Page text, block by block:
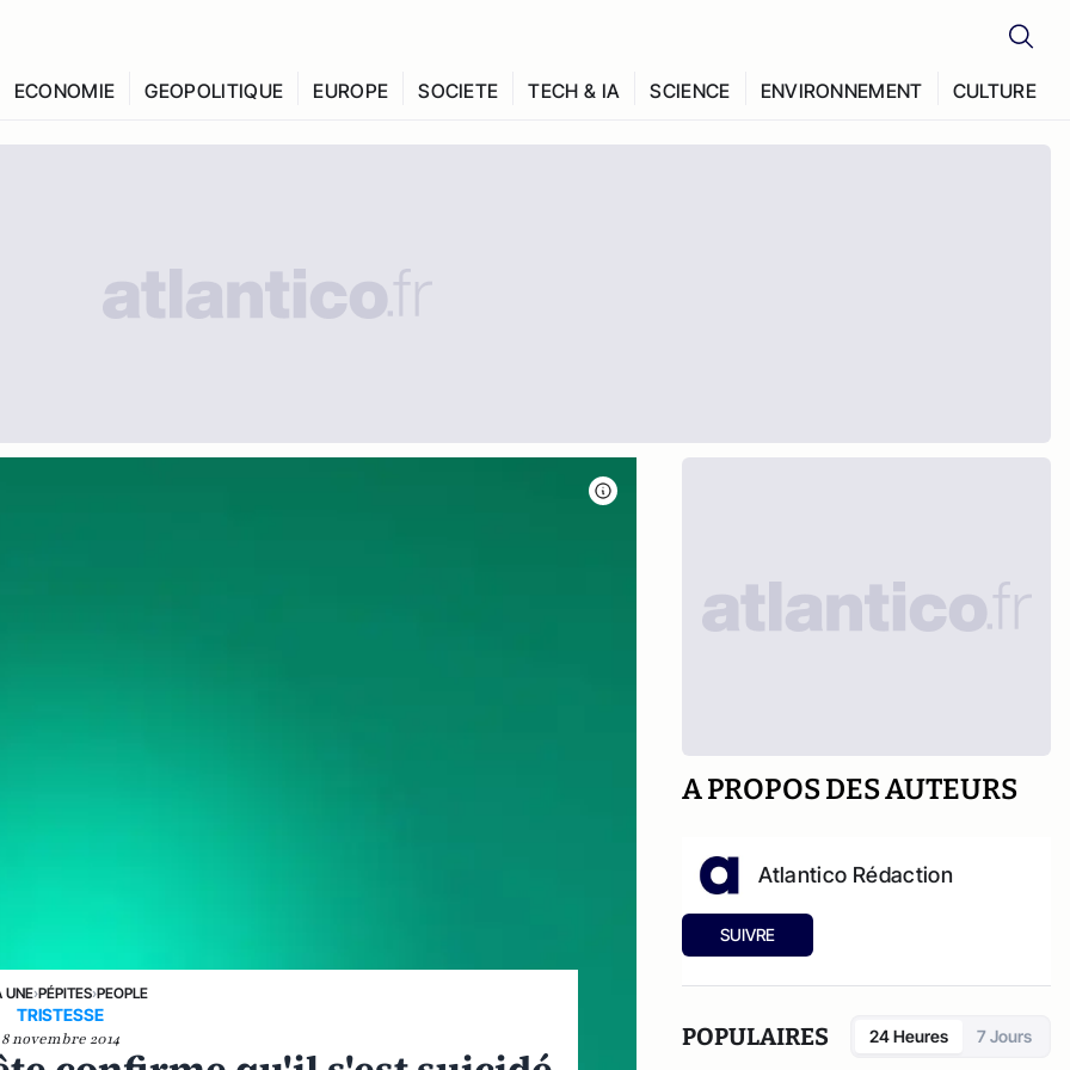
ECONOMIE GEOPOLITIQUE EUROPE SOCIETE TECH & IA SCIENCE ENVIRONNEMENT CULTURE
UNE›PÉPITES›PEOPLE
TRISTESSE
8 novembre 2014
A PROPOS DES AUTEURS
Atlantico Rédaction
SUIVRE
POPULAIRES 24 Heures 7 Jours